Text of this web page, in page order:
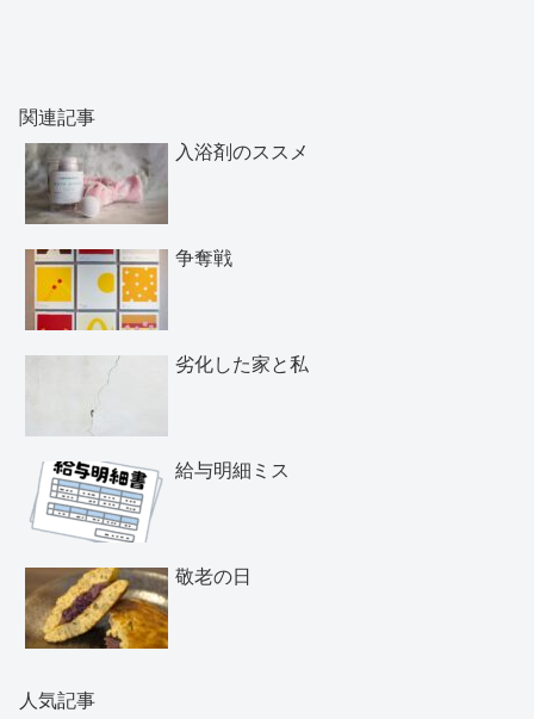
関連記事
入浴剤のススメ
争奪戦
劣化した家と私
給与明細ミス
敬老の日
人気記事